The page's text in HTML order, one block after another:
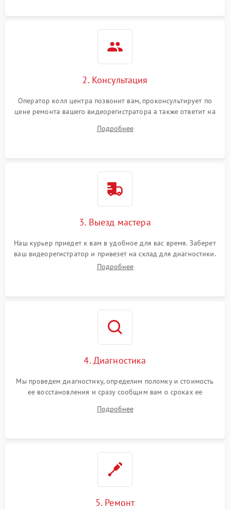
2. Консультация
Оператор колл центра позвонит вам, проконсультирует по
цене ремонта вашего видеорегистратора а также ответит на
Подробнее
3. Выезд мастера
Наш курьер приедет к вам в удобное для вас время. Заберет
ваш видеорегистратор и привезет на склад для диагностики.
Подробнее
4. Диагностика
Мы проведем диагностику, определим поломку и стоимость
ее восстановления и сразу сообщим вам о сроках ее
Подробнее
5. Ремонт